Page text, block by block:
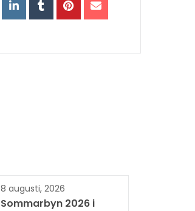
8 augusti, 2026
Sommarbyn 2026 i